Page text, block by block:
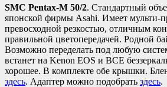
SMC Pentax-M 50/2. Стандартный
японской фирмы Asahi. Имеет мульти-
превосходной резкостью, отличным
правильной цветопередачей. Родной
Возможно переделать под любую
встанет на Kenon EOS и ВСЕ
хорошее. В комплекте обе крышки.
здесь. Адаптер можно подобрать здесь.